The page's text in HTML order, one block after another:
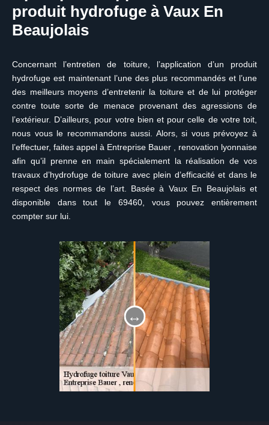
produit hydrofuge à Vaux En
Beaujolais
Concernant l’entretien de toiture, l’application d’un produit
hydrofuge est maintenant l’une des plus recommandés et l’une
des meilleurs moyens d’entretenir la toiture et de lui protéger
contre toute sorte de menace provenant des agressions de
l’extérieur. D’ailleurs, pour votre bien et pour celle de votre toit,
nous vous le recommandons aussi. Alors, si vous prévoyez à
l’effectuer, faites appel à Entreprise Bauer , renovation lyonnaise
afin qu’il prenne en main spécialement la réalisation de vos
travaux d’hydrofuge de toiture avec plein d’efficacité et dans le
respect des normes de l’art. Basée à Vaux En Beaujolais et
disponible dans tout le 69460, vous pouvez entièrement
compter sur lui.